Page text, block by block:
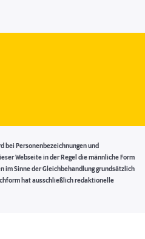
bei Personenbezeichnungen und
Webseite in der Regel die männliche Form
im Sinne der Gleichbehandlung grundsätzlich
hat ausschließlich redaktionelle